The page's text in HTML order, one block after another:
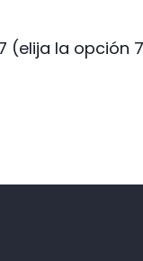
(elija la opción